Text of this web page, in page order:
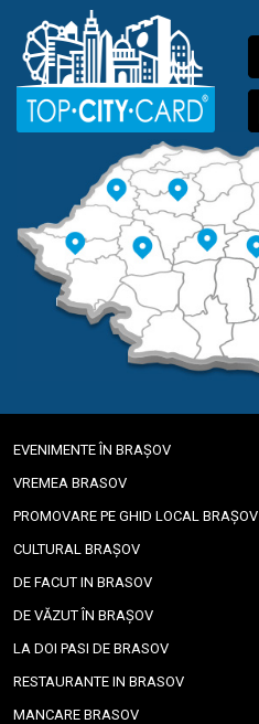
EVENIMENTE ÎN BRAȘOV
VREMEA BRASOV
PROMOVARE PE GHID LOCAL BRAȘOV
CULTURAL BRAȘOV
DE FACUT IN BRASOV
DE VĂZUT ÎN BRAȘOV
LA DOI PASI DE BRASOV
RESTAURANTE IN BRASOV
MANCARE BRASOV